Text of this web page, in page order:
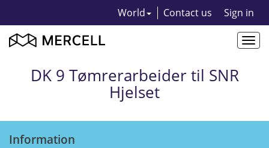
World Contact us Sign in
DK 9 Tømrerarbeider til SNR
Hjelset
Information